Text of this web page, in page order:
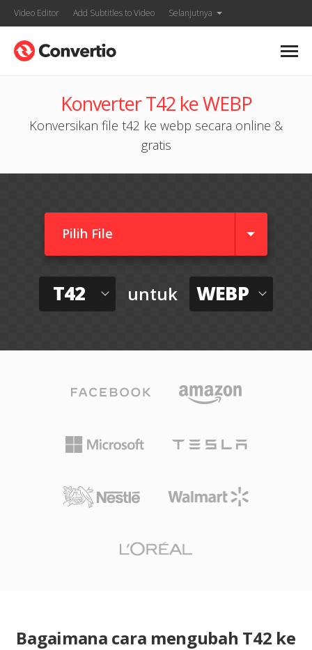
Video Editor Add Subtitles to Video Selanjutnya
Konverter T42 ke WEBP
Konversikan file t42 ke webp secara online &
gratis
Pilih File
T42 untuk WEBP
Bagaimana cara mengubah T42 ke